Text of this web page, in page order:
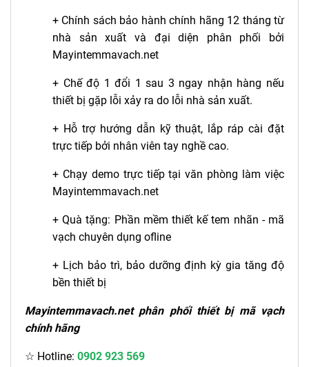
+ Chính sách bảo hành chính hãng 12 tháng từ
nhà sản xuất và đại diện phân phối bởi
Mayintemmavach.net
+ Chế độ 1 đổi 1 sau 3 ngay nhận hàng nếu
thiết bị gặp lỗi xảy ra do lỗi nhà sản xuất.
+ Hỗ trợ hướng dẫn kỹ thuật, lắp ráp cài đặt
trực tiếp bởi nhân viên tay nghề cao.
+ Chạy demo trực tiếp tại văn phòng làm việc
Mayintemmavach.net
+ Quà tặng: Phần mềm thiết kế tem nhãn - mã
vạch chuyên dụng ofline
+ Lịch bảo trì, bảo dưỡng định kỳ gia tăng độ
bền thiết bị
Mayintemmavach.net phân phối thiết bị mã vạch
chính hãng
☆ Hotline: 0902 923 569